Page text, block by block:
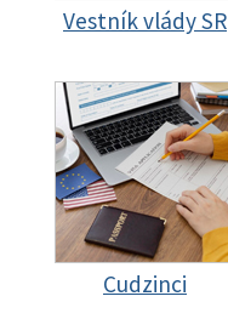
Vestník vlády SR
Cudzinci